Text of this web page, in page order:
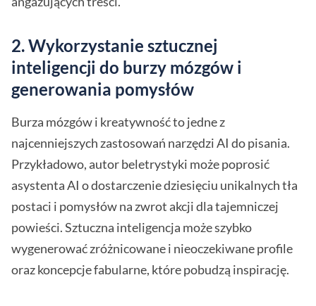
2.Wykorzystanie sztucznej
inteligencji do burzy mózgów i
generowania pomysłów
Burza mózgów i kreatywność to jedne z
najcenniejszych zastosowań narzędzi AI do pisania.
Przykładowo, autor beletrystyki może poprosić
asystenta AI o dostarczenie dziesięciu unikalnych tła
postaci i pomysłów na zwrot akcji dla tajemniczej
powieści. Sztuczna inteligencja może szybko
wygenerować zróżnicowane i nieoczekiwane profile
oraz koncepcje fabularne, które pobudzą inspirację.